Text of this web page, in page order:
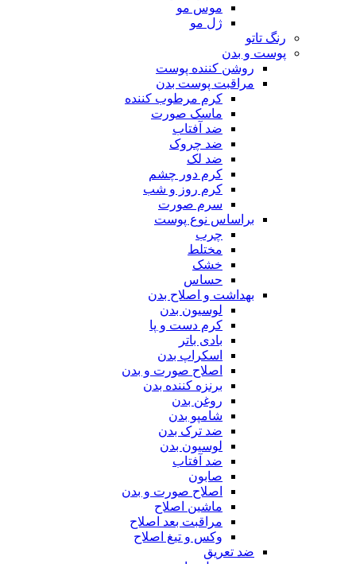
موس مو
ژل مو
رنگ تاتو
پوست و بدن
روشن کننده پوست
مراقبت پوست بدن
کرم مرطوب کننده
ماسک صورت
ضد آفتاب
ضد چروک
ضد لک
کرم دور چشم
کرم روز و شب
سرم صورت
براساس نوع پوست
چرب
مختلط
خشک
حساس
بهداشت و اصلاح بدن
لوسیون بدن
کرم دست و پا
بادی باتر
اسکراپ بدن
اصلاح صورت و بدن
برنزه کننده بدن
روغن بدن
شامپو بدن
ضد ترک بدن
لوسیون بدن
ضد آفتاب
صابون
اصلاح صورت و بدن
ماشین اصلاح
مراقبت بعد اصلاح
وکس و تیغ اصلاح
ضد تعریق